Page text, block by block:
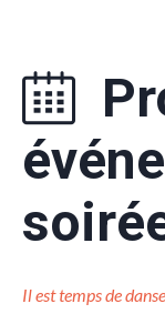
Il est temps de